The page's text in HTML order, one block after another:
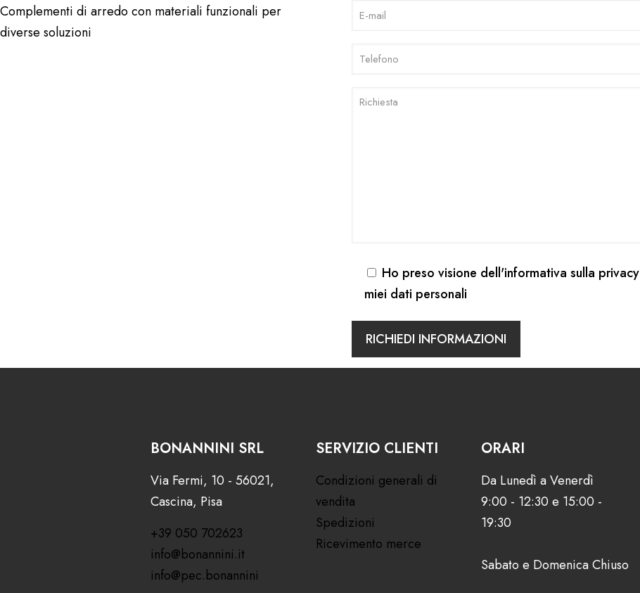
Complementi di arredo con materiali funzionali per
diverse soluzioni
Ho preso visione dell'informativa sulla privacy
miei dati personali
BONANNINI SRL
Via Fermi, 10 - 56021,
Cascina, Pisa
+39 050 702623
info@bonannini.it
info@pec.bonannini
SERVIZIO CLIENTI
Condizioni generali di
vendita
Spedizioni
Ricevimento merce
ORARI
Da Lunedì a Venerdì
9:00 - 12:30 e 15:00 -
19:30
Sabato e Domenica Chiuso